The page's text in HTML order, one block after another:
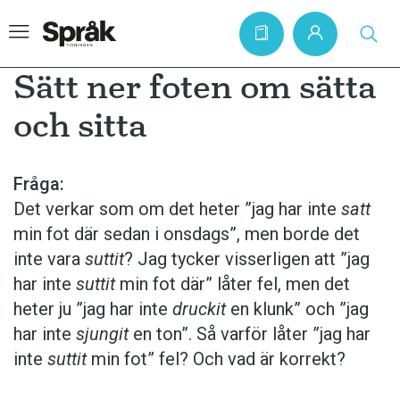
Artiklar
Krönikor
Språkfrågor
Skrivtips
Bokrecensioner
Kviss
Sätt ner foten om sätta
och sitta
Fråga:
Det verkar som om det heter ”jag har inte satt
min fot där sedan i onsdags”, men borde det
inte vara suttit? Jag tycker visser­ligen att ”jag
har inte suttitmin fot där” låter fel, men det
heter ju ”jag har inte druckiten klunk” och ”jag
har inte sjungiten ton”. Så varför låter ”jag har
inte suttitmin fot” fel? Och vad är korrekt?